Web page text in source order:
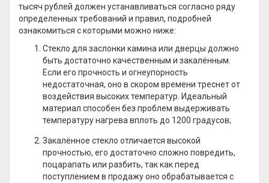
тысяч рублей должен устанавливаться согласно ряду
определенных требований и правил, подробней
ознакомиться с которыми можно ниже:
Стекло для заслонки камина или дверцы должно
быть достаточно качественным и закалённым.
Если его прочность и огнеупорность
недостаточная, оно в скором времени треснет от
воздействия высоких температур. Идеальный
материал способен без проблем выдерживать
температуру нагрева вплоть до 1200 градусов;
Закалённое стекло отличается высокой
прочностью, его достаточно сложно повредить,
поцарапать или разбить, так как перед
поступлением в продажу оно обрабатывается с